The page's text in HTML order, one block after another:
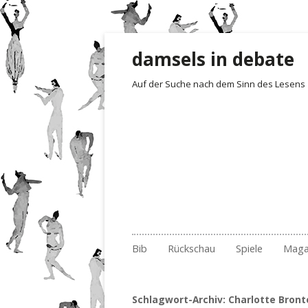
damsels in debate
Auf der Suche nach dem Sinn des Lesens
Zum Inhalt springen
Bib
Archiv nach Ländern
Rückschau
Nr.
2018 Nr.
Spiele
Erste Sätze
Schlagwort-Archiv: Charlotte